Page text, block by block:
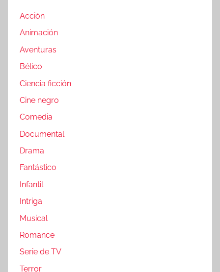
Acción
Animación
Aventuras
Bélico
Ciencia ficción
Cine negro
Comedia
Documental
Drama
Fantástico
Infantil
Intriga
Musical
Romance
Serie de TV
Terror